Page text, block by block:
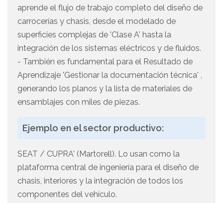
aprende el flujo de trabajo completo del diseño de
carrocerías y chasis, desde el modelado de
superficies complejas de 'Clase A' hasta la
integración de los sistemas eléctricos y de fluidos.
- También es fundamental para el Resultado de
Aprendizaje 'Gestionar la documentación técnica' ,
generando los planos y la lista de materiales de
ensamblajes con miles de piezas.
Ejemplo en el sector productivo:
SEAT / CUPRA' (Martorell). Lo usan como la
plataforma central de ingeniería para el diseño de
chasis, interiores y la integración de todos los
componentes del vehículo.